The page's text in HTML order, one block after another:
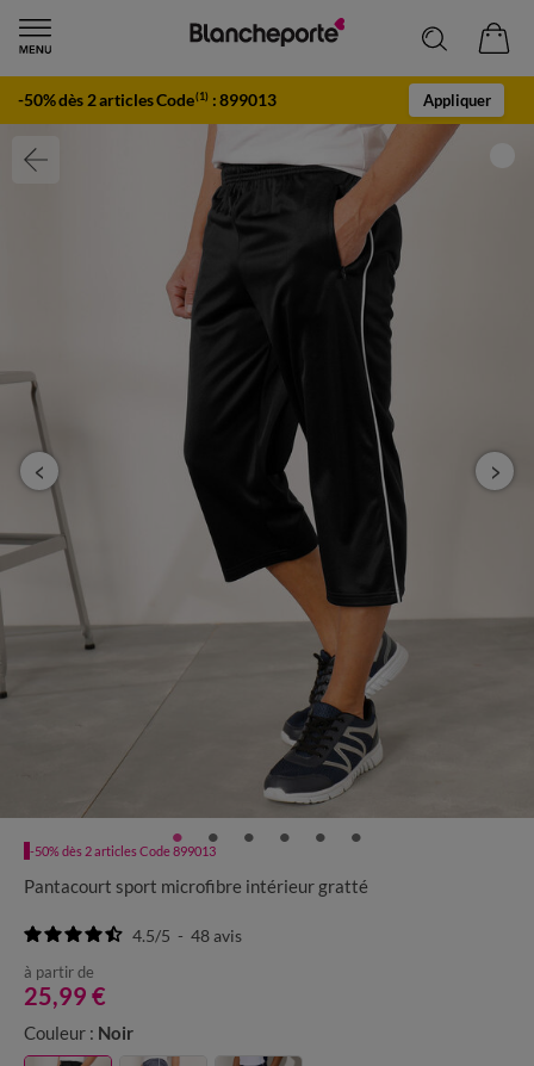
-50% dès 2 articles Code(1) :899013 Appliquer
-50% dès 2 articles Code 899013
Pantacourt sport microfibre intérieur gratté
4.5/5 - 48avis
à partir de
25,99 €
Couleur : Noir